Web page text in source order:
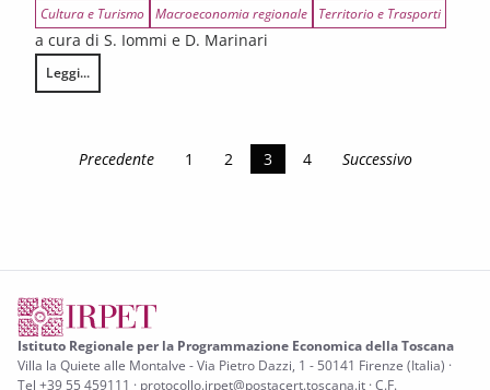
Cultura e Turismo Macroeconomia regionale Territorio e Trasporti
a cura di S. Iommi e D. Marinari
Leggi...
Strategie di investimento nelle politiche di sviluppo territoriale
Precedente 1 2 3 4 Successivo
Istituto Regionale per la Programmazione Economica della Toscana
Villa la Quiete alle Montalve - Via Pietro Dazzi, 1 - 50141 Firenze (Italia) ·
Tel +39 55 459111 · protocollo.irpet@postacert.toscana.it · C.F.